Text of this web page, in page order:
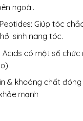
ngoài.
Giúp tóc
sinh nang tóc.
Acids có một số
& khoáng chất
mạnh